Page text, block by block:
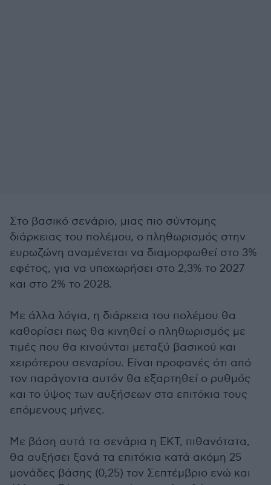
Στο βασικό σενάριο, μιας πιο σύντομης
διάρκειας του πολέμου, ο πληθωρισμός στην
ευρωζώνη αναμένεται να διαμορφωθεί στο 3%
εφέτος, για να υποχωρήσει στο 2,3% το 2027
και στο 2% το 2028.
Με άλλα λόγια, η διάρκεια του πολέμου θα
καθορίσει πως θα κινηθεί ο πληθωρισμός με
τιμές που θα κινούνται μεταξύ βασικού και
χειρότερου σεναρίου. Είναι προφανές ότι από
τον παράγοντα αυτόν θα εξαρτηθεί ο ρυθμός
και το ύψος των αυξήσεων στα επιτόκια τους
επόμενους μήνες.
Με βάση αυτά τα σενάρια η ΕΚΤ, πιθανότατα,
θα αυξήσει ξανά τα επιτόκια κατά ακόμη 25
μονάδες βάσης (0,25) τον Σεπτέμβριο ενώ και